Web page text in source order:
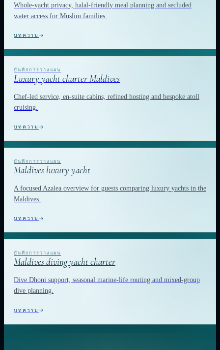
Whole-yacht privacy, halal-friendly meal planning and secluded
water access for Muslim families.
บทความ
Luxury yacht charter Maldives
Chef-led service, en-suite cabins, refined hosting and bespoke atoll
cruising.
บทความ
Maldives luxury yacht
A focused Azalea overview for guests comparing luxury yachts in the
Maldives.
บทความ
Maldives diving yacht charter
Dive Dhoni support, seasonal marine-life routing and mixed-group
dive planning.
บทความ